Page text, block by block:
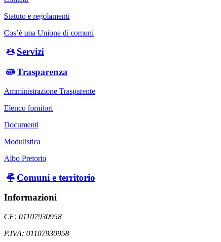
Statuto e regolamenti
Cos’è una Unione di comuni
Servizi
Trasparenza
Amministrazione Trasparente
Elenco fornitori
Documenti
Modulistica
Albo Pretorio
Comuni e territorio
Informazioni
CF: 01107930958
P.IVA: 01107930958